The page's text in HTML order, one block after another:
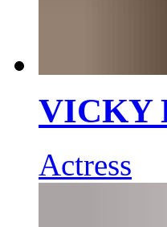
VICKY
Actress